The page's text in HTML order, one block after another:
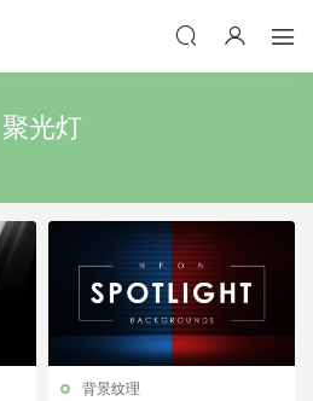
聚光灯
背景纹理